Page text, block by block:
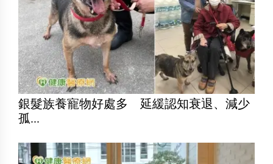
銀髮族養寵物好處多 延緩認知衰退、減少
孤...